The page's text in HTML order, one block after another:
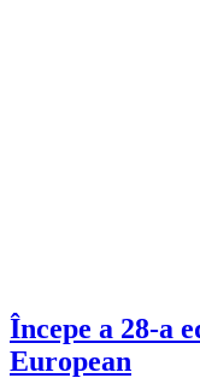
Începe a 28-a
European